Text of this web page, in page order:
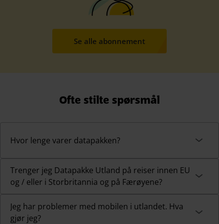
Se alle abonnement
Ofte stilte spørsmål
Hvor lenge varer datapakken?
Trenger jeg Datapakke Utland på reiser innen EU
og / eller i Storbritannia og på Færøyene?
Jeg har problemer med mobilen i utlandet. Hva
gjør jeg?